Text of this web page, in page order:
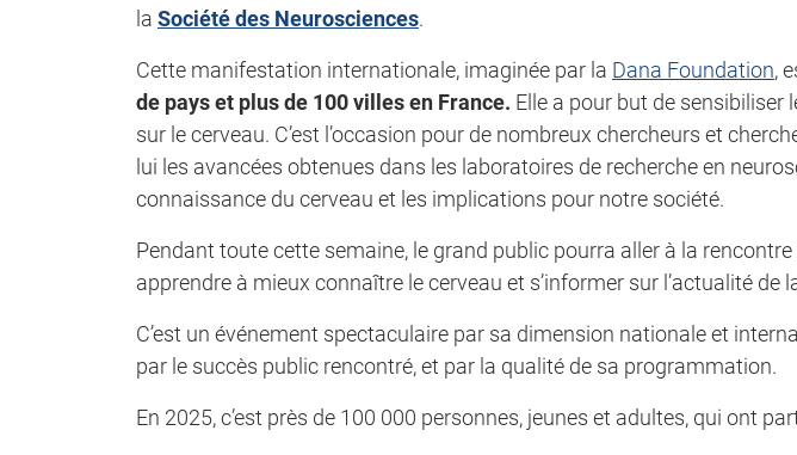
la Société des Neurosciences.
Cette manifestation internationale, imaginée par la Dana Foundation,
de pays et plus de 100 villes en France. Elle a pour but de sensibiliser
sur le cerveau. C’est l’occasion pour de nombreux chercheurs et
lui les avancées obtenues dans les laboratoires de recherche en
connaissance du cerveau et les implications pour notre société.
Pendant toute cette semaine, le grand public pourra aller à la
apprendre à mieux connaître le cerveau et s’informer sur l’actualité de
C’est un événement spectaculaire par sa dimension nationale et
par le succès public rencontré, et par la qualité de sa programmation.
En 2025, c’est près de 100 000 personnes, jeunes et adultes, qui ont